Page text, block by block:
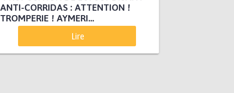
ANTI-CORRIDAS : ATTENTION !
TROMPERIE ! AYMERI...
Lire